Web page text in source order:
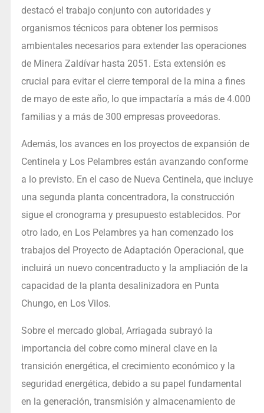
destacó el trabajo conjunto con autoridades y
organismos técnicos para obtener los permisos
ambientales necesarios para extender las operaciones
de Minera Zaldívar hasta 2051. Esta extensión es
crucial para evitar el cierre temporal de la mina a fines
de mayo de este año, lo que impactaría a más de 4.000
familias y a más de 300 empresas proveedoras.
Además, los avances en los proyectos de expansión de
Centinela y Los Pelambres están avanzando conforme
a lo previsto. En el caso de Nueva Centinela, que incluye
una segunda planta concentradora, la construcción
sigue el cronograma y presupuesto establecidos. Por
otro lado, en Los Pelambres ya han comenzado los
trabajos del Proyecto de Adaptación Operacional, que
incluirá un nuevo concentraducto y la ampliación de la
capacidad de la planta desalinizadora en Punta
Chungo, en Los Vilos.
Sobre el mercado global, Arriagada subrayó la
importancia del cobre como mineral clave en la
transición energética, el crecimiento económico y la
seguridad energética, debido a su papel fundamental
en la generación, transmisión y almacenamiento de